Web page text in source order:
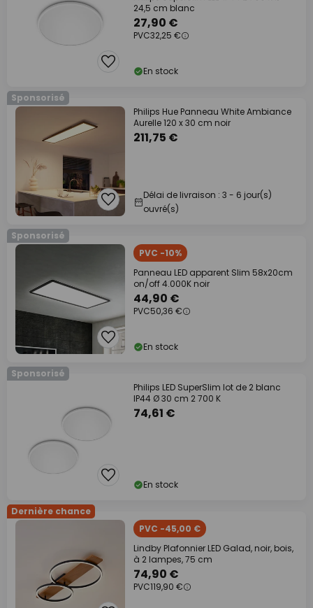
24,5 cm blanc
27,90 €
PVC32,25 €
En stock
Sponsorisé
Philips Hue Panneau White Ambiance
Aurelle 120 x 30 cm noir
211,75 €
Délai de livraison : 3 - 6 jour(s)
ouvré(s)
Sponsorisé
PVC -10%
Panneau LED apparent Slim 58x20cm
on/off 4.000K noir
44,90 €
PVC50,36 €
En stock
Sponsorisé
Philips LED SuperSlim lot de 2 blanc
IP44 Ø 30 cm 2 700 K
74,61 €
En stock
Dernière chance
PVC -45,00 €
Lindby Plafonnier LED Galad, noir, bois,
à 2 lampes, 75 cm
74,90 €
PVC119,90 €